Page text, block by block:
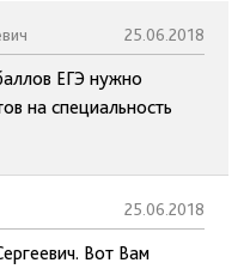
25.06.2018
ЕГЭ нужно
на специальность
25.06.2018
Вот Вам